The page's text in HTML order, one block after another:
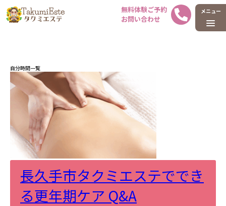
ホーム タグ : 自分時間
自分時間一覧
長久手市タクミエステででき
る更年期ケア Q&A